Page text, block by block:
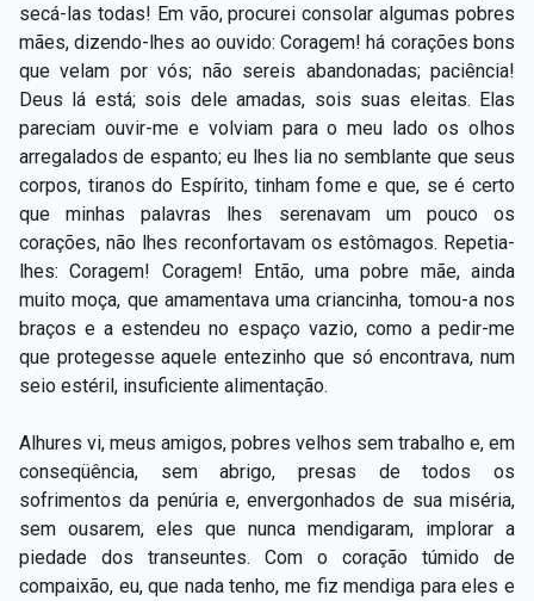
secá-las todas! Em vão, procurei consolar algumas pobres
mães, dizendo-lhes ao ouvido: Coragem! há corações bons
que velam por vós; não sereis abandonadas; paciência!
Deus lá está; sois dele amadas, sois suas eleitas. Elas
pareciam ouvir-me e volviam para o meu lado os olhos
arregalados de espanto; eu lhes lia no semblante que seus
corpos, tiranos do Espírito, tinham fome e que, se é certo
que minhas palavras lhes serenavam um pouco os
corações, não lhes reconfortavam os estômagos. Repetia-
lhes: Coragem! Coragem! Então, uma pobre mãe, ainda
muito moça, que amamentava uma criancinha, tomou-a nos
braços e a estendeu no espaço vazio, como a pedir-me
que protegesse aquele entezinho que só encontrava, num
seio estéril, insuficiente alimentação.
Alhures vi, meus amigos, pobres velhos sem trabalho e, em
conseqüência, sem abrigo, presas de todos os
sofrimentos da penúria e, envergonhados de sua miséria,
sem ousarem, eles que nunca mendigaram, implorar a
piedade dos transeuntes. Com o coração túmido de
compaixão, eu, que nada tenho, me fiz mendiga para eles e